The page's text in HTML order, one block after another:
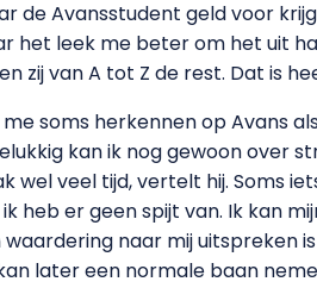
de Avansstudent geld voor
het leek me beter om het uit
zij van A tot Z de rest. Dat is
me soms herkennen op Avans
kan ik nog gewoon over
wel veel tijd, vertelt hij. Soms
ik heb er geen spijt van. Ik kan
waardering naar mij
later een normale baan